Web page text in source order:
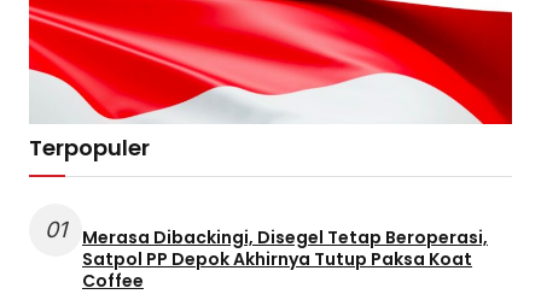
Terpopuler
01
Merasa Dibackingi, Disegel Tetap Beroperasi,
Satpol PP Depok Akhirnya Tutup Paksa Koat
Coffee